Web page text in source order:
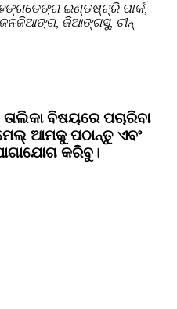
ଇଣ୍ଡଷ୍ଟ୍ରି ପାର୍କ,
ଜିଆଙ୍ଗସୁ, ଚୀନ୍
ବିଷୟରେ ପଚାରିବା
ଆମକୁ ପଠାନ୍ତୁ ଏବଂ
କରିବୁ।